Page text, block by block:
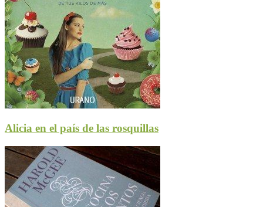
Alicia en el país de las rosquillas